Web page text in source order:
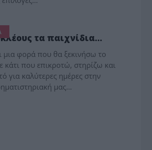
τα παιχνίδια…
μια φορά που θα ξεκινήσω το
κάτι που επικροτώ, στηρίζω και
για καλύτερες ημέρες στην
μας…